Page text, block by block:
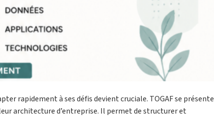
rapidement à ses défis devient cruciale. TOGAF se présente
architecture d’entreprise. Il permet de structurer et